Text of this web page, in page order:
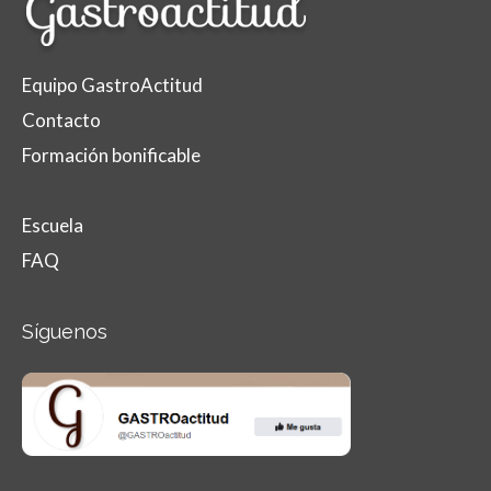
Equipo GastroActitud
Contacto
Formación bonificable
Escuela
FAQ
Síguenos